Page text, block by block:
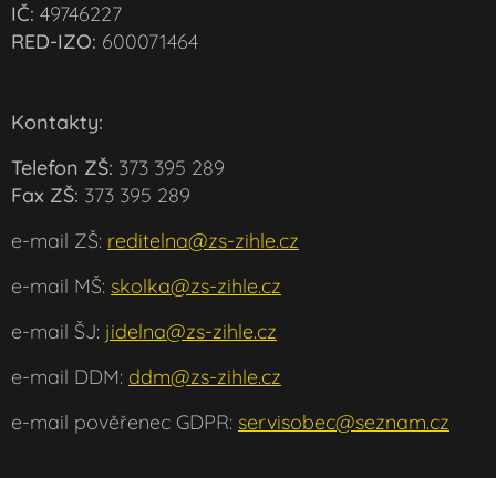
IČ: 49746227
RED-IZO: 600071464
Kontakty:
Telefon ZŠ: 373 395 289
Fax ZŠ: 373 395 289
e-mail ZŠ: reditelna@zs-zihle.cz
e-mail MŠ: skolka@zs-zihle.cz
e-mail ŠJ: jidelna@zs-zihle.cz
e-mail DDM: ddm@zs-zihle.cz
e-mail pověřenec GDPR: servisobec@seznam.cz